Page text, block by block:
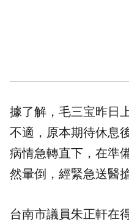
據了解，毛三宝昨日
不適，原本期待休息
病情急轉直下，在準
然暈倒，經緊急送醫
台南市議員朱正軒在